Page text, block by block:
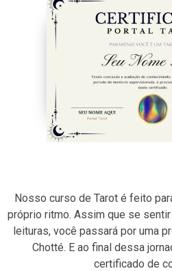
Nosso curso de Tarot é feito
próprio ritmo. Assim que se
leituras, você passará por uma
Chotté. E ao final dessa
certificado de